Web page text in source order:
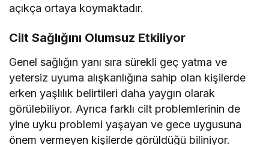
açıkça ortaya koymaktadır.
Cilt Sağlığını Olumsuz Etkiliyor
Genel sağlığın yanı sıra sürekli geç yatma ve
yetersiz uyuma alışkanlığına sahip olan kişilerde
erken yaşlılık belirtileri daha yaygın olarak
görülebiliyor. Ayrıca farklı cilt problemlerinin de
yine uyku problemi yaşayan ve gece uygusuna
önem vermeyen kişilerde görüldüğü biliniyor.